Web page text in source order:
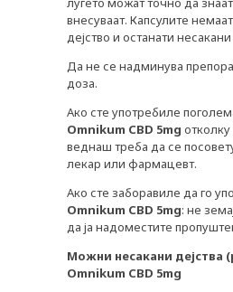
внесуваат. Капсулите
дејство и останати несакани
Да не се надминува
доза.
Ако сте употребиле
Omnikum CBD 5mg
веднаш треба да се
лекар или фармацевт.
Ако сте заборавиле да го
Omnikum CBD 5mg: не
да ја надоместите
Можни несакани дејства
Omnikum CBD 5mg